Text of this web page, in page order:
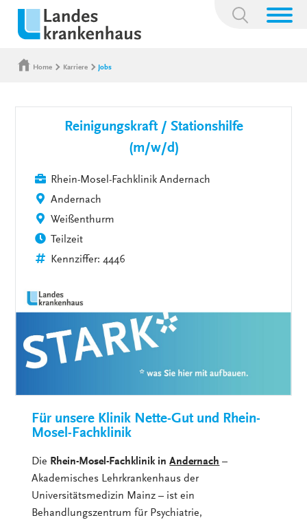
Suchbegriff:
Home Karriere Jobs
Reinigungskraft / Stationshilfe
(m/w/d)
Rhein-Mosel-Fachklinik Andernach
Andernach
Weißenthurm
Teilzeit
Kennziffer: 4446
Für unsere Klinik Nette-Gut und Rhein-
Mosel-Fachklinik
Die Rhein-Mosel-Fachklinik inAndernach –
Akademisches Lehrkrankenhaus der
Universitätsmedizin Mainz – ist ein
Behandlungszentrum für Psychiatrie,